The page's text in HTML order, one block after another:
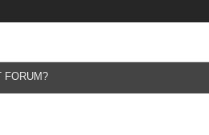
FORUM?